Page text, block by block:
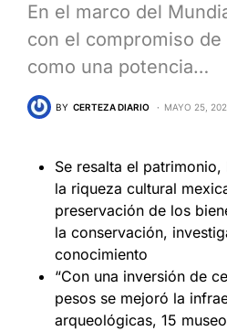
En el marco del
con el compromiso
como una potencia…
BY CERTEZA DIARIO MAYO 25,
Se resalta el
la riqueza cultural
preservación de los
la conservación,
conocimiento
⁠“Con una inversión de
pesos se mejoró la
arqueológicas, 15